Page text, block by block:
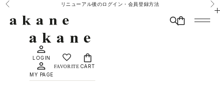
コンテンツへスキップ
前へ リニューアル後のログイン・会員登録方法 次
MAISON DÈ AMU メニュ
検索CART
LOGIN
MY PAGE
CART